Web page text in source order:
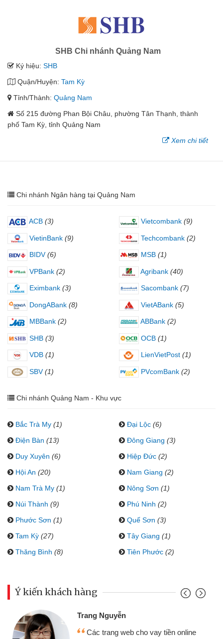
SHB Chi nhánh Quảng Nam
Ký hiệu: SHB
Quận/Huyện: Tam Kỳ
Tỉnh/Thành: Quảng Nam
Số 215 đường Phan Bội Châu, phường Tân Thạnh, thành
phố Tam Kỳ, tỉnh Quảng Nam
Xem chi tiết
Chi nhánh Ngân hàng tại Quảng Nam
ACB (3) Vietcombank (9)
VietinBank (9) Techcombank (2)
BIDV (6) MSB (1)
VPBank (2) Agribank (40)
Eximbank (3) Sacombank (7)
DongABank (8) VietABank (5)
MBBank (2) ABBank (2)
SHB (3) OCB (1)
VDB (1) LienVietPost (1)
SBV (1) PVcomBank (2)
Chi nhánh Quảng Nam - Khu vực
Bắc Trà My (1) Đại Lộc (6)
Điện Bàn (13) Đông Giang (3)
Duy Xuyên (6) Hiệp Đức (2)
Hội An (20) Nam Giang (2)
Nam Trà My (1) Nông Sơn (1)
Núi Thành (9) Phú Ninh (2)
Phước Sơn (1) Quế Sơn (3)
Tam Kỳ (27) Tây Giang (1)
Thăng Bình (8) Tiên Phước (2)
Ý kiến khách hàng
Trang Nguyễn
Các trang web cho vay tiền online